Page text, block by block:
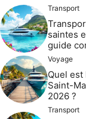
Transport
saintes
guide
Voyage
Quel est
Saint-
2026 ?
Transport